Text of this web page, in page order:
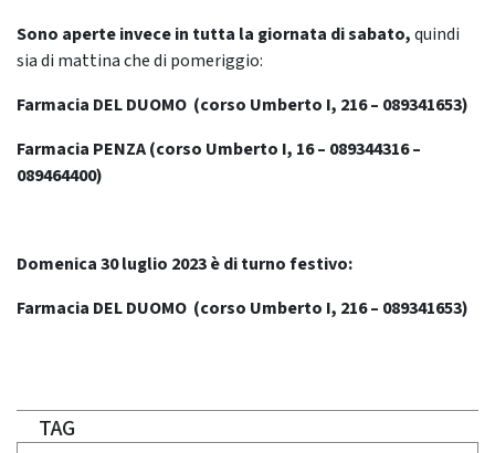
Sono aperte invece in tutta la giornata di sabato,quindi
sia di mattina che di pomeriggio:
Farmacia DEL DUOMO (corso Umberto I, 216 – 089341653)
Farmacia PENZA (corso Umberto I, 16 – 089344316 –
089464400)
Domenica 30luglio 2023 è di turno festivo:
Farmacia DEL DUOMO (corso Umberto I, 216 – 089341653)
TAG